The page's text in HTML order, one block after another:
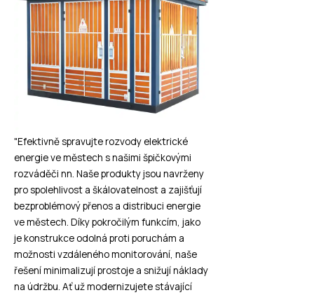
"Efektivně spravujte rozvody elektrické
energie ve městech s našimi špičkovými
rozváděči nn. Naše produkty jsou navrženy
pro spolehlivost a škálovatelnost a zajišťují
bezproblémový přenos a distribuci energie
ve městech. Díky pokročilým funkcím, jako
je konstrukce odolná proti poruchám a
možnosti vzdáleného monitorování, naše
řešení minimalizují prostoje a snižují náklady
na údržbu. Ať už modernizujete stávající